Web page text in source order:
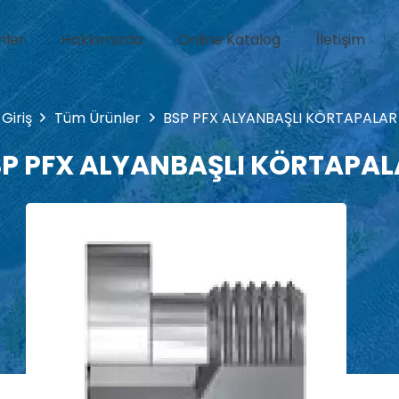
Hakkımızda Online Katalog İletişim
Giriş Tüm Ürünler BSP PFX ALYANBAŞLI KÖRTAPALAR
PFX ALYANBAŞLI